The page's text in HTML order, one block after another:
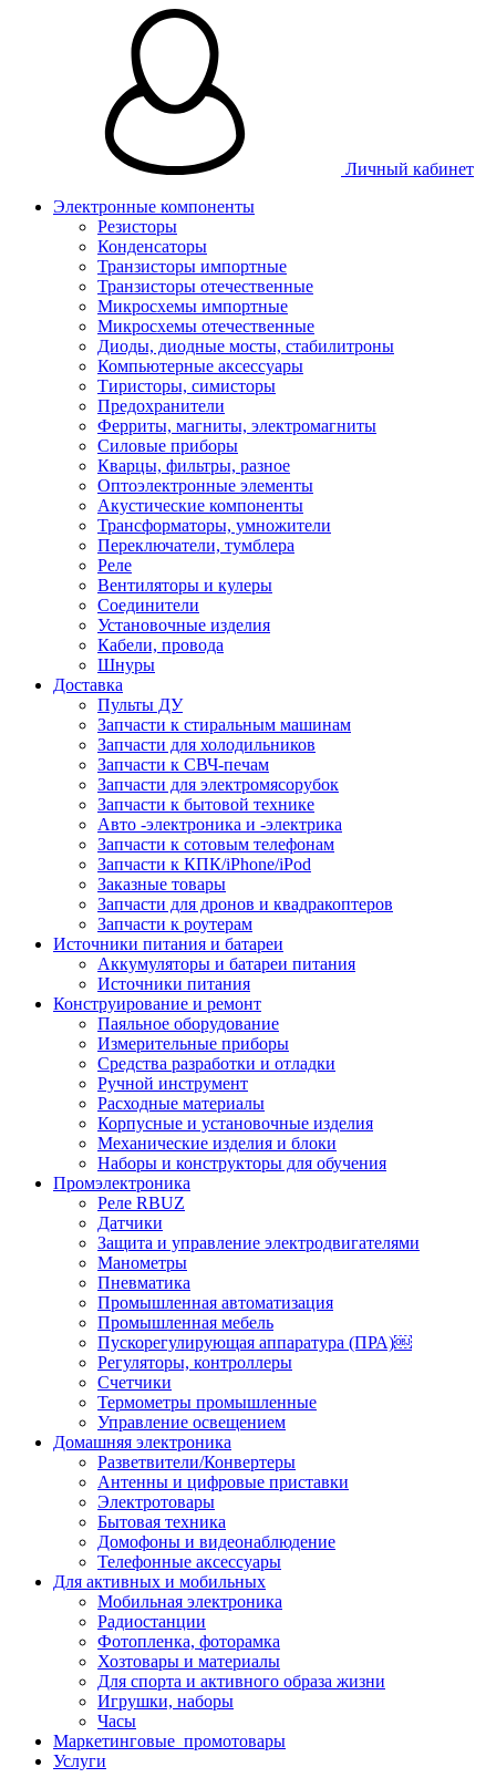
Личный кабинет
Электронные компоненты
Резисторы
Конденсаторы
Транзисторы импортные
Транзисторы отечественные
Микросхемы импортные
Микросхемы отечественные
Диоды, диодные мосты, стабилитроны
Компьютерные аксессуары
Тиристоры, симисторы
Предохранители
Ферриты, магниты, электромагниты
Силовые приборы
Кварцы, фильтры, разное
Оптоэлектронные элементы
Акустические компоненты
Трансформаторы, умножители
Переключатели, тумблера
Реле
Вентиляторы и кулеры
Соединители
Установочные изделия
Кабели, провода
Шнуры
Доставка
Пульты ДУ
Запчасти к стиральным машинам
Запчасти для холодильников
Запчасти к СВЧ-печам
Запчасти для электромясорубок
Запчасти к бытовой технике
Авто -электроника и -электрика
Запчасти к сотовым телефонам
Запчасти к КПК/iPhone/iPod
Заказные товары
Запчасти для дронов и квадракоптеров
Запчасти к роутерам
Источники питания и батареи
Аккумуляторы и батареи питания
Источники питания
Конструирование и ремонт
Паяльное оборудование
Измерительные приборы
Средства разработки и отладки
Ручной инструмент
Расходные материалы
Корпусные и установочные изделия
Механические изделия и блоки
Наборы и конструкторы для обучения
Промэлектроника
Реле RBUZ
Датчики
Защита и управление электродвигателями
Манометры
Пневматика
Промышленная автоматизация
Промышленная мебель
Пускорегулирующая аппаратура (ПРА)￼
Регуляторы, контроллеры
Счетчики
Термометры промышленные
Управление освещением
Домашняя электроника
Разветвители/Конвертеры
Антенны и цифровые приставки
Электротовары
Бытовая техника
Домофоны и видеонаблюдение
Телефонные аксессуары
Для активных и мобильных
Мобильная электроника
Радиостанции
Фотопленка, фоторамка
Хозтовары и материалы
Для спорта и активного образа жизни
Игрушки, наборы
Часы
Маркетинговые_промотовары
Услуги